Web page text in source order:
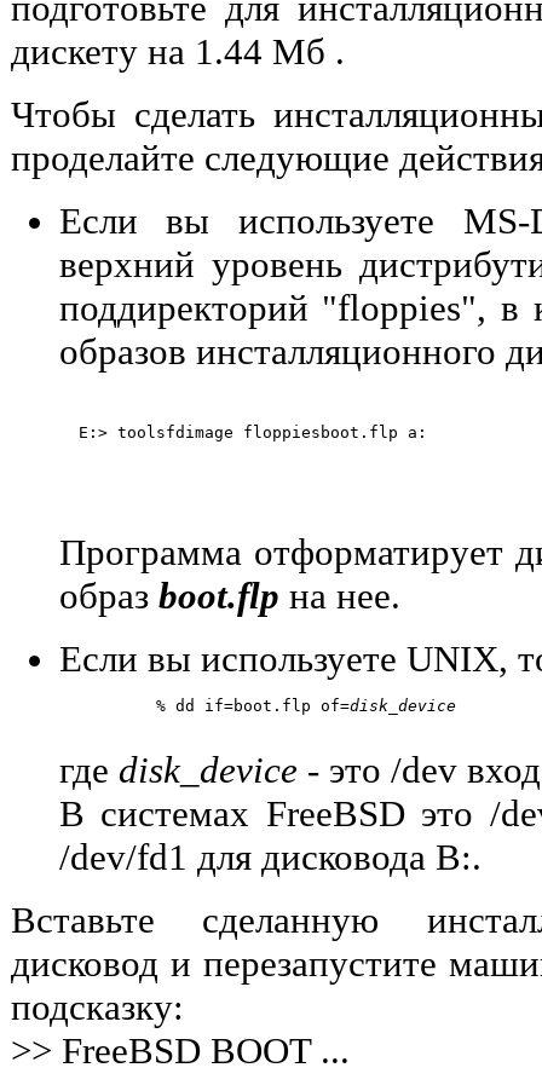
дискету на 1.44 Мб .
Чтобы сделать
проделайте следующие
Если вы используете MS-
верхний уровень
поддиректорий "floppies", в
образов инсталляционного
  E:> toolsfdimage floppiesboot.flp a:
Программа отформатирует
образ boot.flp на нее.
Если вы используете UNIX,
	  % dd if=boot.flp of=
disk_device
где disk_device - это /dev
В системах FreeBSD это /
/dev/fd1 для дисковода B:.
Вставьте сделанную
дисковод и перезапустите
подсказку:
>> FreeBSD BOOT ...